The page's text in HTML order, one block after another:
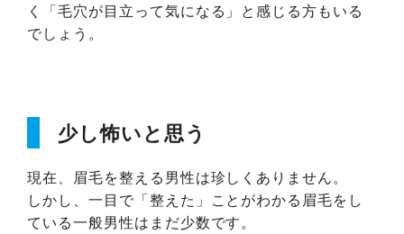
く「毛穴が目立って気になる」と感じる方もいる
でしょう。
少し怖いと思う
現在、眉毛を整える男性は珍しくありません。
しかし、一目で「整えた」ことがわかる眉毛をし
ている一般男性はまだ少数です。